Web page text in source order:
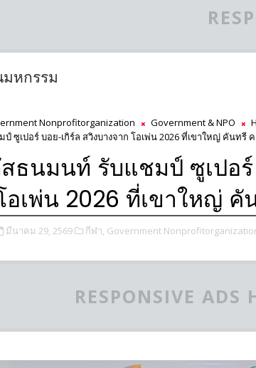
หกรรม
Nonprofitorganization Government & NPO
ซูเปอร์ บอย-เกิร์ล สวิงบางจาก โอเพ่น 2026 ที่เขาใหญ่ คันทรี
นมนท์ รับแชมป์ ซูเปอร์
อเพ่น 2026 ที่เขาใหญ่ คั
มีนาคม 29, 2569 กีฬา, Government
RESPONSIVE ADS